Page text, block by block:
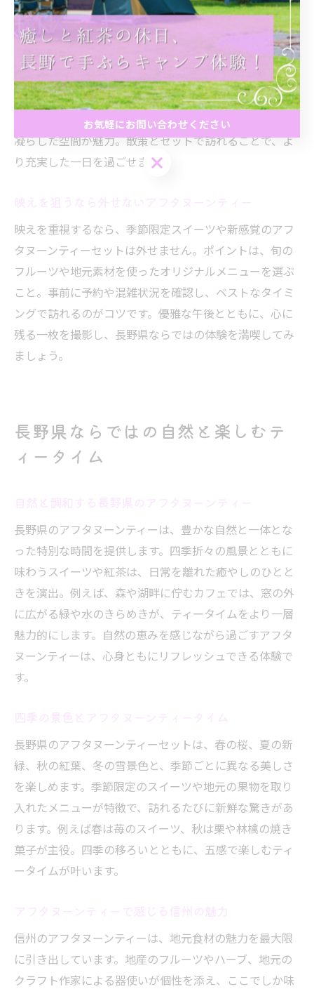
松本や長野市で見つける映えスポット
松本や長野市エリアには、アクセスしやすい“映え”スポ
ットが豊富です。歴史ある街並みやモダンなカフェが点
在し、地元食材を活かしたアフタヌーンティーセットが
楽しめます。例えば、古民家をリノベーションしたカフ
ェや、静かな庭園を望むラウンジなど、それぞれ趣向を
凝らした空間が魅力。散策とセットで訪れることで、よ
り充実した一日を過ごせます。
映えを重視するなら、季節限定スイーツや新感覚のアフ
タヌーンティーセットは外せません。ポイントは、旬の
フルーツや地元素材を使ったオリジナルメニューを選ぶ
こと。事前に予約や混雑状況を確認し、ベストなタイミ
ングで訪れるのがコツです。優雅な午後とともに、心に
残る一枚を撮影し、長野県ならではの体験を満喫してみ
ましょう。
長野県ならではの自然と楽しむテ
ィータイム
長野県のアフタヌーンティーは、豊かな自然と一体とな
った特別な時間を提供します。四季折々の風景とともに
味わうスイーツや紅茶は、日常を離れた癒やしのひとと
きを演出。例えば、森や湖畔に佇むカフェでは、窓の外
に広がる緑や水のきらめきが、ティータイムをより一層
魅力的にします。自然の恵みを感じながら過ごすアフタ
ヌーンティーは、心身ともにリフレッシュできる体験で
す。
長野県のアフタヌーンティーセットは、春の桜、夏の新
緑、秋の紅葉、冬の雪景色と、季節ごとに異なる美しさ
を楽しめます。季節限定のスイーツや地元の果物を取り
入れたメニューが特徴で、訪れるたびに新鮮な驚きがあ
ります。例えば春は苺のスイーツ、秋は栗や林檎の焼き
菓子が主役。四季の移ろいとともに、五感で楽しむティ
ータイムが叶います。
信州のアフタヌーンティーは、地元食材の魅力を最大限
に引き出しています。地産のフルーツやハーブ、地元の
クラフト作家による器使いが個性を添え、ここでしか味
お気軽にお問い合わせください
お気軽にお問い合わせください